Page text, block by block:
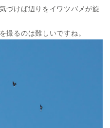
づけば辺りをイワツバメが旋
撮るのは難しいですね。